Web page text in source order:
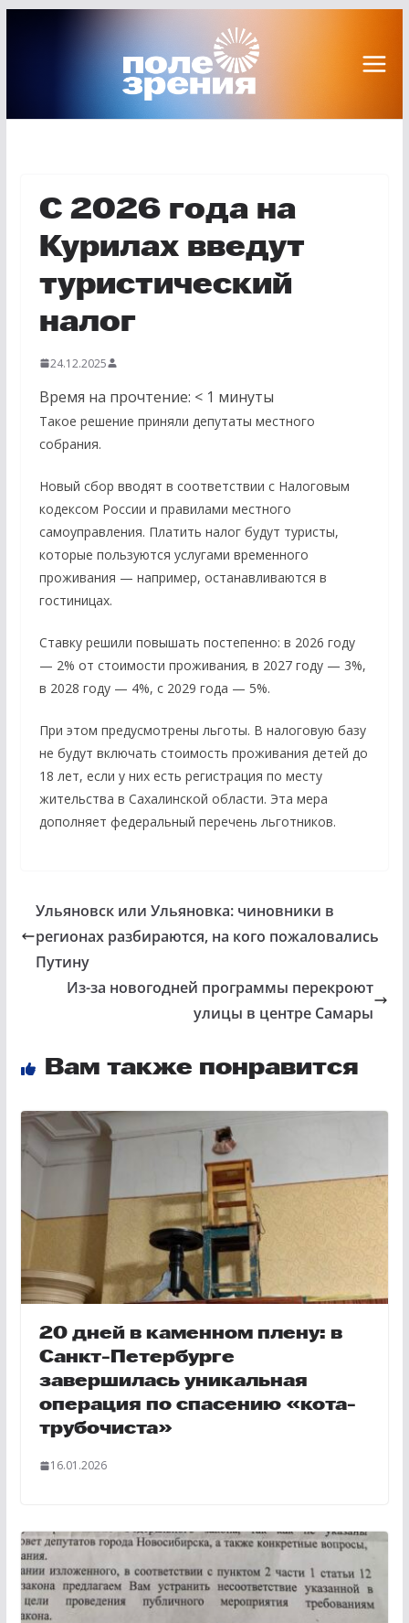
С 2026 года на
Курилах введут
туристический
налог
24.12.2025
Время на прочтение: < 1 минуты
Такое решение приняли депутаты местного
собрания.
Новый сбор вводят в соответствии с Налоговым
кодексом России и правилами местного
самоуправления. Платить налог будут туристы,
которые пользуются услугами временного
проживания — например, останавливаются в
гостиницах.
Ставку решили повышать постепенно: в 2026 году
— 2% от стоимости проживания, в 2027 году — 3%,
в 2028 году — 4%, с 2029 года — 5%.
При этом предусмотрены льготы. В налоговую базу
не будут включать стоимость проживания детей до
18 лет, если у них есть регистрация по месту
жительства в Сахалинской области. Эта мера
дополняет федеральный перечень льготников.
Ульяновск или Ульяновка: чиновники в
регионах разбираются, на кого пожаловались
Путину
Из-за новогодней программы перекроют
улицы в центре Самары
Вам также понравится
20 дней в каменном плену: в
Санкт-Петербурге
завершилась уникальная
операция по спасению «кота-
трубочиста»
16.01.2026